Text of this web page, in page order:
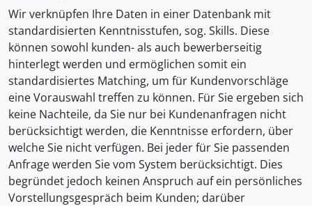
Wir verknüpfen Ihre Daten in einer Datenbank mit
standardisierten Kenntnisstufen, sog. Skills. Diese
können sowohl kunden- als auch bewerberseitig
hinterlegt werden und ermöglichen somit ein
standardisiertes Matching, um für Kundenvorschläge
eine Vorauswahl treffen zu können. Für Sie ergeben sich
keine Nachteile, da Sie nur bei Kundenanfragen nicht
berücksichtigt werden, die Kenntnisse erfordern, über
welche Sie nicht verfügen. Bei jeder für Sie passenden
Anfrage werden Sie vom System berücksichtigt. Dies
begründet jedoch keinen Anspruch auf ein persönliches
Vorstellungsgespräch beim Kunden; darüber